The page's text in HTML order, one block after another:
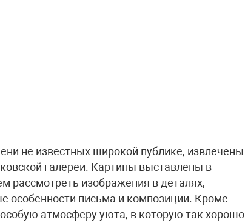
не известных широкой публике, извлечены
галереи. Картины выставлены в
рассмотреть изображения в деталях,
особенности письма и композиции. Кроме
атмосферу уюта, в которую так хорошо